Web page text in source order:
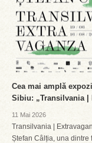
Cea mai amplă
Sibiu: „Transilvania |
11 Mai 2026
Transilvania |
Ștefan Câlția, una